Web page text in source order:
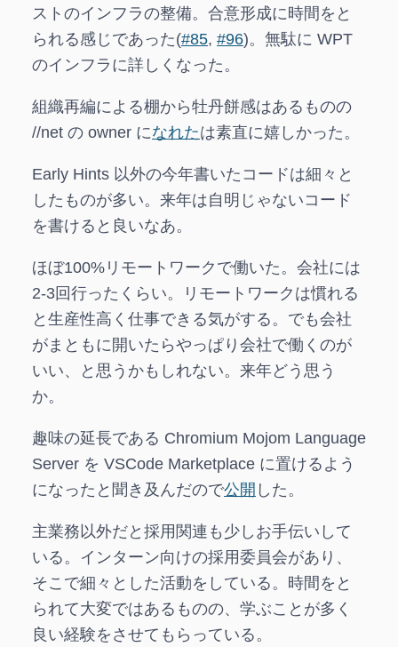
ストのインフラの整備。合意形成に時間をと
られる感じであった(#85, #96)。無駄に WPT
のインフラに詳しくなった。
組織再編による棚から牡丹餅感はあるものの
//net の owner になれたは素直に嬉しかった。
Early Hints 以外の今年書いたコードは細々と
したものが多い。来年は自明じゃないコード
を書けると良いなあ。
ほぼ100%リモートワークで働いた。会社には
2-3回行ったくらい。リモートワークは慣れる
と生産性高く仕事できる気がする。でも会社
がまともに開いたらやっぱり会社で働くのが
いい、と思うかもしれない。来年どう思う
か。
趣味の延長である Chromium Mojom Language
Server を VSCode Marketplace に置けるよう
になったと聞き及んだので公開 した。
主業務以外だと採用関連も少しお手伝いして
いる。インターン向けの採用委員会があり、
そこで細々とした活動をしている。時間をと
られて大変ではあるものの、学ぶことが多く
良い経験をさせてもらっている。